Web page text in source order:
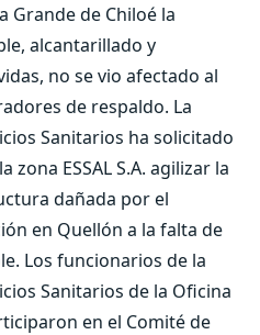
Grande de Chiloé la
alcantarillado y
no se vio afectado al
de respaldo. La
Sanitarios ha solicitado
ESSAL S.A. agilizar la
dañada por el
en Quellón a la falta de
Los funcionarios de la
Sanitarios de la Oficina
en el Comité de